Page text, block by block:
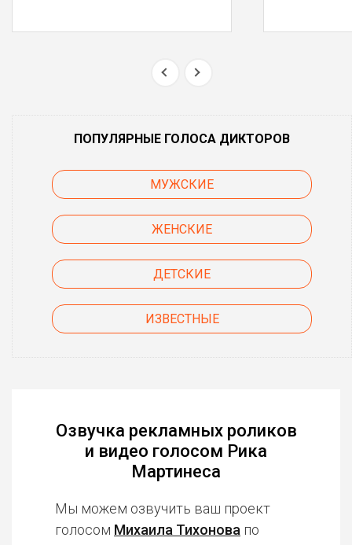
ПОПУЛЯРНЫЕ ГОЛОСА ДИКТОРОВ
МУЖСКИЕ
ЖЕНСКИЕ
ДЕТСКИЕ
ИЗВЕСТНЫЕ
Озвучка рекламных роликов
и видео голосом Рика
Мартинеса
Мы можем озвучить ваш проект
голосом Михаила Тихонова по